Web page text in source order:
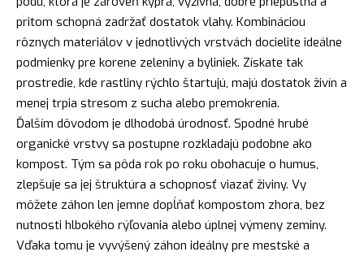
pritom schopná zadržať dostatok vlahy. Kombináciou
rôznych materiálov v jednotlivých vrstvách docielite ideálne
podmienky pre korene zeleniny a byliniek. Získate tak
prostredie, kde rastliny rýchlo štartujú, majú dostatok živín a
menej trpia stresom z sucha alebo premokrenia.
Ďalším dôvodom je dlhodobá úrodnosť. Spodné hrubé
organické vrstvy sa postupne rozkladajú podobne ako
kompost. Tým sa pôda rok po roku obohacuje o humus,
zlepšuje sa jej štruktúra a schopnosť viazať živiny. Vy
môžete záhon len jemne dopĺňať kompostom zhora, bez
nutnosti hlbokého rýľovania alebo úplnej výmeny zeminy.
Vďaka tomu je vyvýšený záhon ideálny pre mestské a